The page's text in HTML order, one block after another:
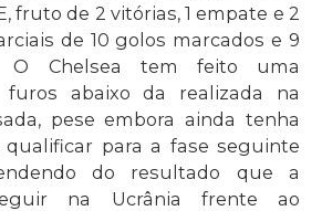
fruto de 2 vitórias, 1 empate e 2
de 10 golos marcados e 9
O Chelsea tem feito uma
abaixo da realizada na
pese embora ainda tenha
qualificar para a fase seguinte
do resultado que a
na Ucrânia frente ao